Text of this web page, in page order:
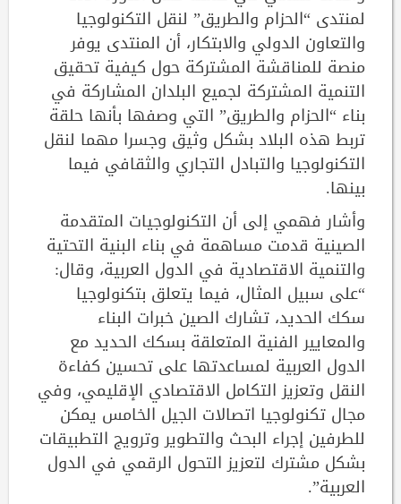
لمنتدى “الحزام والطريق” لنقل التكنولوجيا
والتعاون الدولي والابتكار، أن المنتدى يوفر
منصة للمناقشة المشتركة حول كيفية تحقيق
التنمية المشتركة لجميع البلدان المشاركة في
بناء “الحزام والطريق” التي وصفها بأنها حلقة
تربط هذه البلاد بشكل وثيق وجسرا مهما لنقل
التكنولوجيا والتبادل التجاري والثقافي فيما
بينها.
وأشار فهمي إلى أن التكنولوجيات المتقدمة
الصينية قدمت مساهمة في بناء البنية التحتية
والتنمية الاقتصادية في الدول العربية، وقال:
“على سبيل المثال، فيما يتعلق بتكنولوجيا
سكك الحديد، تشارك الصين خبرات البناء
والمعايير الفنية المتعلقة بسكك الحديد مع
الدول العربية لمساعدتها على تحسين كفاءة
النقل وتعزيز التكامل الاقتصادي الإقليمي، وفي
مجال تكنولوجيا اتصالات الجيل الخامس يمكن
للطرفين إجراء البحث والتطوير وترويج التطبيقات
بشكل مشترك لتعزيز التحول الرقمي في الدول
العربية”.